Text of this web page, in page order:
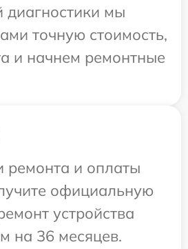
диагностики мы
точную стоимость,
и начнем ремонтные
ремонта и оплаты
официальную
устройства
на 36 месяцев.